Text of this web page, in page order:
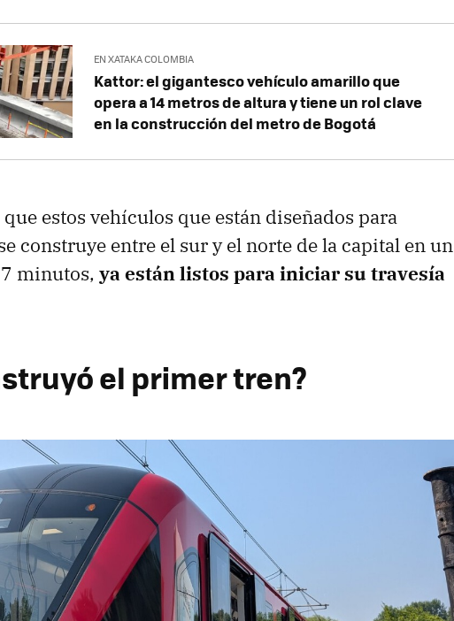
EN XATAKA COLOMBIA
Kattor: el gigantesco vehículo amarillo que
opera a 14 metros de altura y tiene un rol clave
en la construcción del metro de Bogotá
que estos vehículos que están diseñados para
construye entre el sur y el norte de la capital en un
minutos, ya están listos para iniciar su travesía
el primer tren?